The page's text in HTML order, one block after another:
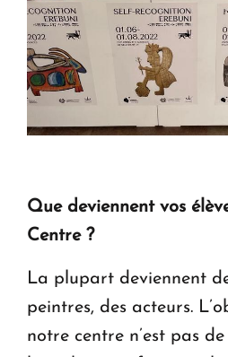
Que deviennent vos
Centre ?
La plupart deviennent
peintres, des acteurs.
notre centre n’est pas